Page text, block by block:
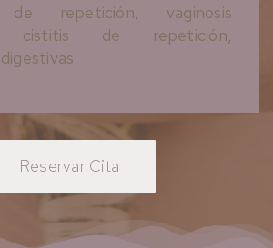
de repetición, vaginosis
cistitis de repetición,
Reservar Cita